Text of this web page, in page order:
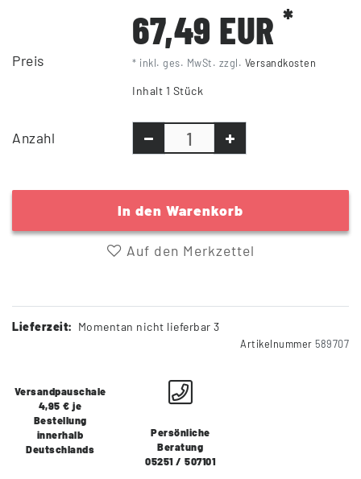
Preis
67,49 EUR*
* inkl. ges. MwSt. zzgl. Versandkosten
Inhalt 1 Stück
Anzahl
In den Warenkorb
Auf den Merkzettel
Lieferzeit: Momentan nicht lieferbar 3
Artikelnummer 589707
Versandpauschale
4,95 € je
Bestellung
innerhalb
Deutschlands
Persönliche
Beratung
05251 / 507101